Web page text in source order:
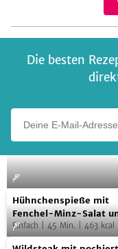
Die besten
Hühnchenspieße
mit
Fenchel-
Minz-
Foto:
Hühnchenspieße mit
Fenchel-Minz-Salat
Oliven-Orangen-Salsa
Einfach 45 Min. 463 kcal
Wildsteak
Foto: